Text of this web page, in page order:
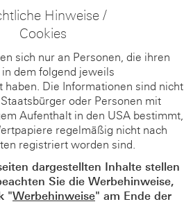
Hinweise /
Cookies
sich nur an Personen, die ihren
dem folgend jeweils
haben. Die Informationen sind nicht
oder Personen mit
Aufenthalt in den USA bestimmt,
regelmäßig nicht nach
registriert worden sind.
dargestellten Inhalte stellen
Sie die Werbehinweise,
"Werbehinweise" am Ende der